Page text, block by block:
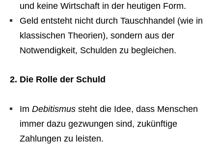
und keine Wirtschaft in der heutigen Form.
Geld entsteht nicht durch Tauschhandel (wie in
klassischen Theorien), sondern aus der
Notwendigkeit, Schulden zu begleichen.
2. Die Rolle der Schuld
Im Debitismus steht die Idee, dass Menschen
immer dazu gezwungen sind, zukünftige
Zahlungen zu leisten.